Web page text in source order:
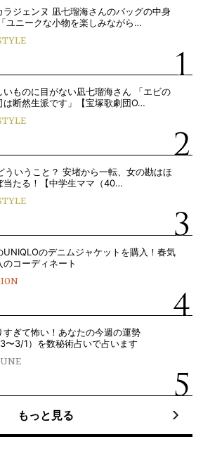
ラジェンヌ 凪七瑠海さんのバッグの中身
ユニークな小物を楽しみながら…
いものに目がない凪七瑠海さん 「エビの
は断然生派です」【宝塚歌劇団O…
ういうこと？ 安堵から一転、女の勘はほ
当たる！【中学生ママ（40…
UNIQLOのデニムジャケットを購入！春気
のコーディネート
すぎて怖い！あなたの今週の運勢
〜3/1）を数秘術占いで占います
もっと見る